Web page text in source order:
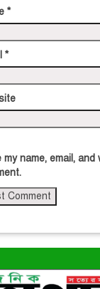
*
*
my name, email,